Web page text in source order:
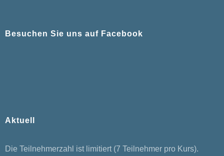
Besuchen Sie uns auf Facebook
Aktuell
Die Teilnehmerzahl ist limitiert (7 Teilnehmer pro Kurs).